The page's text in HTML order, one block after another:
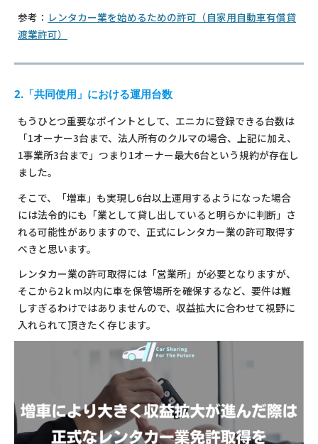
参考： レンタカー業を始めるための許可（自家用自動車有償貸
渡業許可）
2.「共同使用」における運用台数
もうひとつ重要なポイントとして、エニカに登録できる台数は
「1オーナー3台まで、法人所有のクルマの場合、上記に加え、
1事業所3台まで」つまり1オーナー最大6台という規約が存在し
ました。
そこで、「増車」も実現し6台以上運用するようになった場合
には法令的にも「業として貸し出していると明らかに判断」さ
れる可能性がありますので、正式にレンタカー業の許可取得す
べきと思います。
レンタカー業の許可取得には「営業所」が必要となりますが、
そこから2ｋｍ以内に車を保管場所を確保するなど、要件は難
しすぎるわけではありませんので、収益拡大に合わせて視野に
入れられて頂きたく存じます。